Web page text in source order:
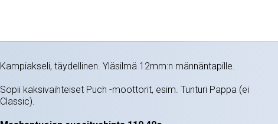
Kampiakseli, täydellinen. Yläsilmä 12mm:n männäntapille.
Sopii kaksivaihteiset Puch -moottorit, esim. Tunturi Pappa (ei
Classic).